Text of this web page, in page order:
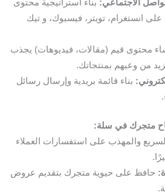
الاجتماعي: بناء استراتيجية محتوى
انستغرام، تويتر، فيسبوك، و تيك
محتوى قيم (مقالات، فيديوهات) يجذب
من وعيهم بمنتجاتك.
بناء قائمة بريدية وإرسال رسائل
والمهذب على استفسارات العملاء
حافظ على حيوية متجرك بتقديم عروض